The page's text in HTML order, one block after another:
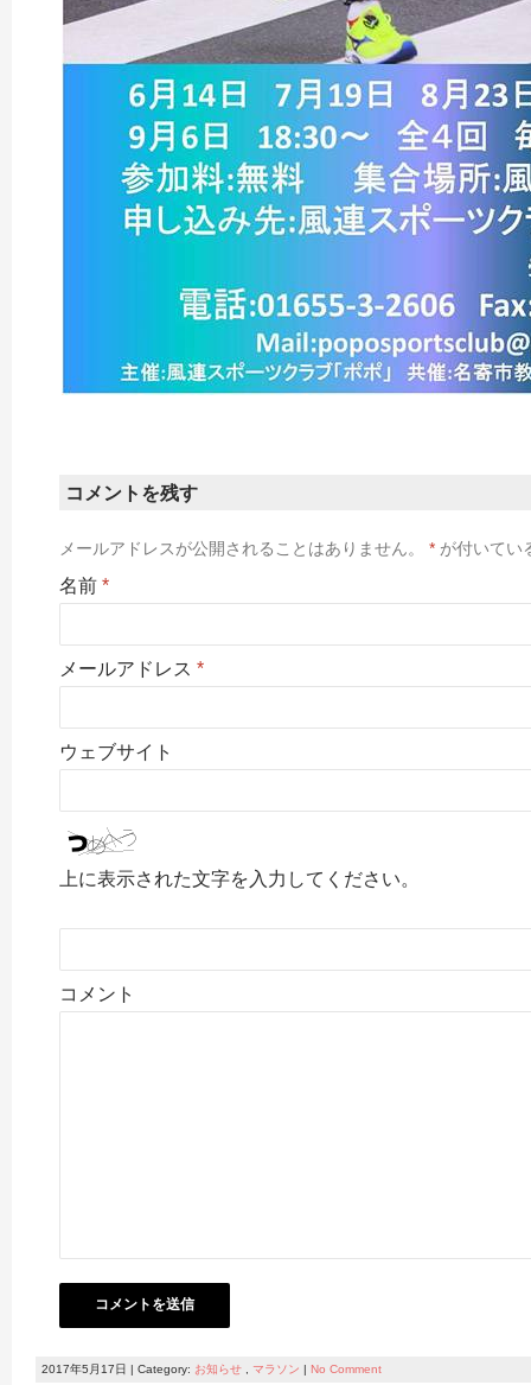
コメントを残す
メールアドレスが公開されることはありません。 * が付いてい
名前 *
メールアドレス *
ウェブサイト
上に表示された文字を入力してください。
コメント
2017年5月17日 | Category: お知らせ マラソン | No Comment